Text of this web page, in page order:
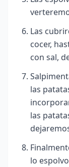
Las
cocer,
con sal,
las
las
lo